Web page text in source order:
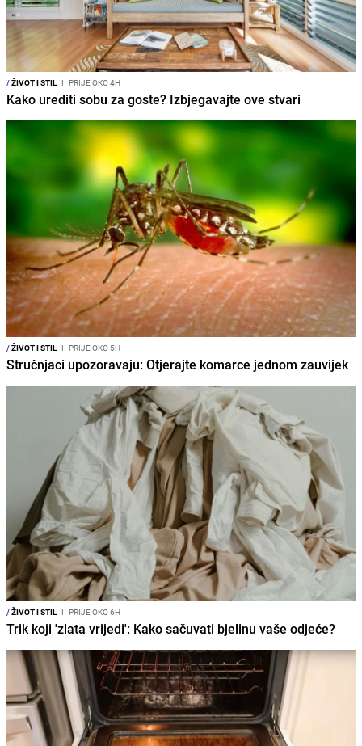
/ŽIVOT I STIL I PRIJE OKO 4H
Kako urediti sobu za goste? Izbjegavajte ove stvari
/ŽIVOT I STIL I PRIJE OKO 5H
Stručnjaci upozoravaju: Otjerajte komarce jednom zauvijek
/ŽIVOT I STIL I PRIJE OKO 6H
Trik koji 'zlata vrijedi': Kako sačuvati bjelinu vaše odjeće?